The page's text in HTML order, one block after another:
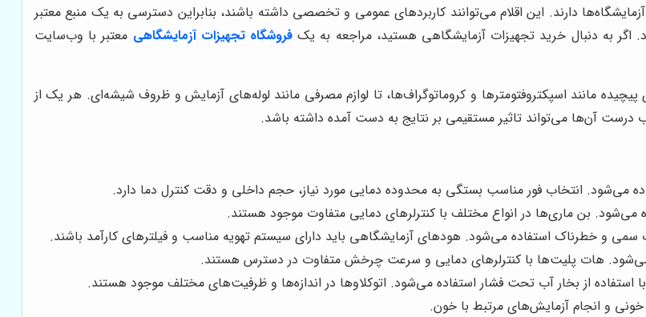
دارند. این اقلام می‌توانند کاربردهای عمومی و تخصصی داشته باشند، بنابراین دسترسی به یک منبع معتبر
اگر به دنبال خرید تجهیزات آزمایشگاهی هستید، مراجعه به یکفروشگاه تجهیزات آزمایشگاهی معتبر با وب‌سایت
مانند اسپکتروفتومترها و کروماتوگراف‌ها، تا لوازم مصرفی مانند لوله‌های آزمایش و ظروف شیشه‌ای. هر یک از
آن‌ها می‌تواند تاثیر مستقیمی بر نتایج به دست آمده داشته باشد.
می‌شود. انتخاب فور مناسب بستگی به محدوده دمایی مورد نیاز، حجم داخلی و دقت کنترل دما دارد.
می‌شود. بن ماری‌ها در انواع مختلف با کنترلرهای دمایی متفاوت موجود هستند.
سمی و خطرناک استفاده می‌شود. هودهای آزمایشگاهی باید دارای سیستم تهویه مناسب و فیلترهای کارآمد باشند.
می‌شود. هات پلیت‌ها با کنترلرهای دمایی و سرعت چرخش متفاوت در دسترس هستند.
استفاده از بخار آب تحت فشار استفاده می‌شود. اتوکلاوها در اندازه‌ها و ظرفیت‌های مختلف موجود هستند.
و انجام آزمایش‌های مرتبط با خون.